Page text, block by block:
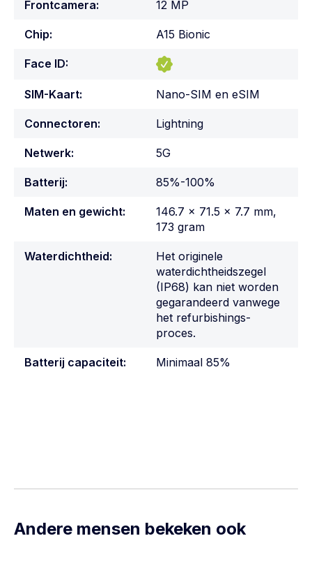
Frontcamera: 12 MP
Chip: A15 Bionic
Face ID:
SIM-Kaart: Nano-SIM en eSIM
Connectoren: Lightning
Netwerk: 5G
Batterij: 85%-100%
Maten en gewicht:
146.7 x 71.5 x 7.7 mm,
173 gram
Waterdichtheid:
Het originele
waterdichtheidszegel
(IP68) kan niet worden
gegarandeerd vanwege
het refurbishings-
proces.
Batterij capaciteit: Minimaal 85%
Andere mensen bekeken ook